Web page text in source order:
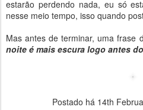
estarão perdendo nada, eu só
nesse meio tempo, isso quando
Mas antes de terminar, uma frase
noite é mais escura logo antes
Postado há 14th